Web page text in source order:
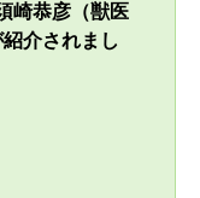
崎恭彦（獣医
介されまし